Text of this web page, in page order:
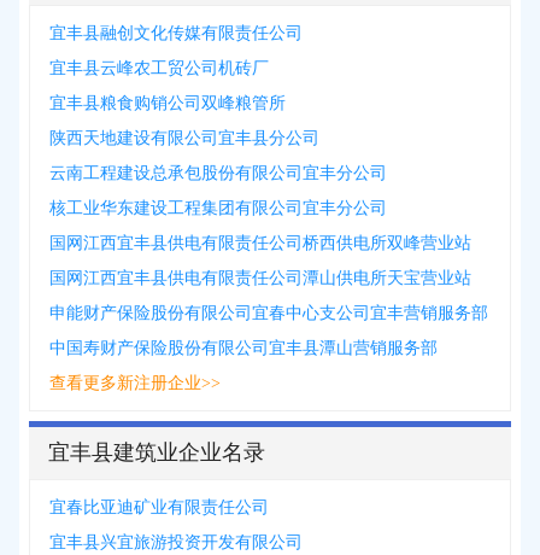
宜丰县融创文化传媒有限责任公司
宜丰县云峰农工贸公司机砖厂
宜丰县粮食购销公司双峰粮管所
陕西天地建设有限公司宜丰县分公司
云南工程建设总承包股份有限公司宜丰分公司
核工业华东建设工程集团有限公司宜丰分公司
国网江西宜丰县供电有限责任公司桥西供电所双峰营业站
国网江西宜丰县供电有限责任公司潭山供电所天宝营业站
申能财产保险股份有限公司宜春中心支公司宜丰营销服务部
中国寿财产保险股份有限公司宜丰县潭山营销服务部
查看更多新注册企业>>
宜丰县建筑业企业名录
宜春比亚迪矿业有限责任公司
宜丰县兴宜旅游投资开发有限公司